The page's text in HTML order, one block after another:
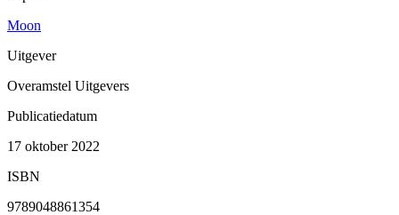
Moon
Uitgever
Overamstel Uitgevers
Publicatiedatum
17 oktober 2022
ISBN
9789048861354